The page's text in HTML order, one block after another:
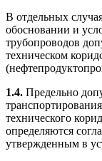
В отдельных
обосновании и
трубопроводов
техническом
1.4. Предельно
технического
определяются
утвержденным в